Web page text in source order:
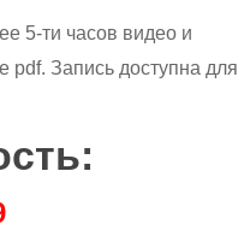
5-ти часов видео и
pdf. Запись доступна для